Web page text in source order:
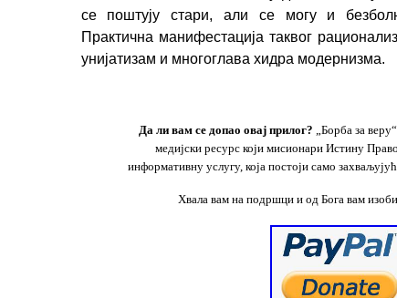
се поштују стари, али се могу и
Практична манифестација таквог
унијатизам и многоглава хидра модернизма.
Да ли вам се допао овај прилог? „Борба за
медијски ресурс који мисионари Истину
информативнууслугу, којапостоји само
Хвала вам на подршци и од Бога вам